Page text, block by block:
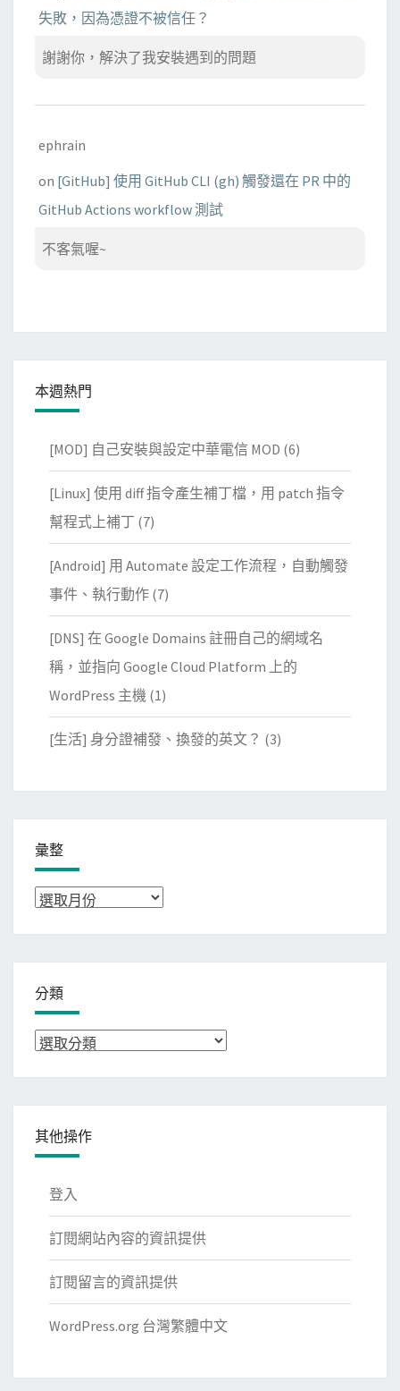
失敗，因為憑證不被信任？
謝謝你，解決了我安裝遇到的問題
ephrain
on [GitHub] 使用 GitHub CLI (gh) 觸發還在 PR 中的
GitHub Actions workflow 測試
不客氣喔~
本週熱門
[MOD] 自己安裝與設定中華電信 MOD (6)
[Linux] 使用 diff 指令產生補丁檔，用 patch 指令
幫程式上補丁 (7)
[Android] 用 Automate 設定工作流程，自動觸發
事件、執行動作 (7)
[DNS] 在 Google Domains 註冊自己的網域名
稱，並指向 Google Cloud Platform 上的
WordPress 主機 (1)
[生活] 身分證補發、換發的英文？ (3)
彙整
彙
分類
分
其他操作
登入
訂閱網站內容的資訊提供
訂閱留言的資訊提供
WordPress.org 台灣繁體中文